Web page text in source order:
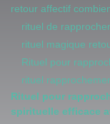
retour affectif
rituel de
rituel magique
Rituel pour
rituel
Rituel pour
spirituelle efficace